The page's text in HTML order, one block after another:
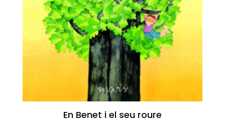
En Benet i el seu roure